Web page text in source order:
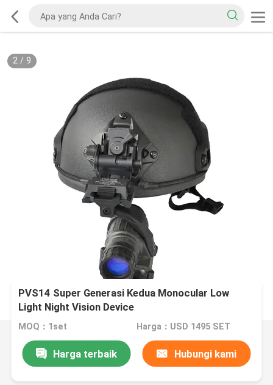
2/ 9
PVS14 Super Generasi Kedua Monocular Low
Light Night Vision Device
MOQ：1set Harga：USD 1495 SET
Harga terbaik Hubungi kami